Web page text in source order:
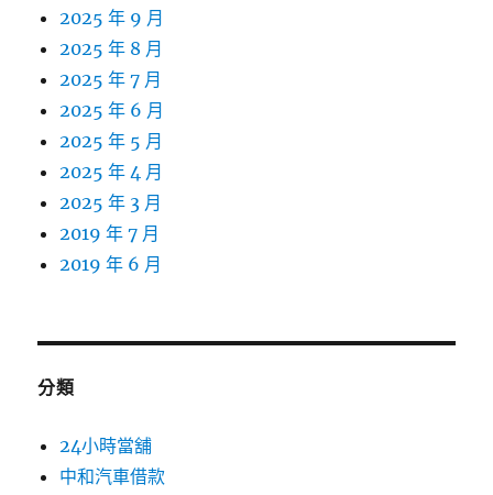
2025 年 9 月
2025 年 8 月
2025 年 7 月
2025 年 6 月
2025 年 5 月
2025 年 4 月
2025 年 3 月
2019 年 7 月
2019 年 6 月
分類
24小時當舖
中和汽車借款